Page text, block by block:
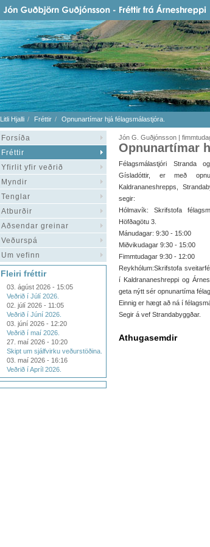
Litli Hjalli Fréttir Opnunartímar hjá félagsmálastjóra.
Forsíða
Fréttir
Yfirlit yfir veðrið
Myndir
Tenglar
Atburðir
Aðsendar greinar
Veðurspá
Um vefinn
Fleiri fréttir
03. ágúst 2026 - 15:05
Veðrið í Júlí 2026.
02. júlí 2026 - 11:05
Veðrið í Júní 2026.
03. júní 2026 - 12:20
Veðrið í maí 2026.
27. maí 2026 - 10:20
Skipt um sjálfvirku veðurstöðina.
03. maí 2026 - 16:16
Veðrið í Apríl 2026.
Jón G. Guðjónsson |
Opnunartímar
Félagsmálastjóri Stranda
Gísladóttir, er með
Kaldrananeshrepps,
segir:
Hólmavík: Skrifstofa
Höfðagötu 3.
Mánudagar: 9:30 - 15:00
Miðvikudagar 9:30 - 15:00
Fimmtudagar 9:30 - 12:00
Reykhólum:Skrifstofa
í Kaldrananeshreppi og
geta nýtt sér opnunartíma
Einnig er hægt að ná í
Segir á vef Strandabyggðar.
Athugasemdir